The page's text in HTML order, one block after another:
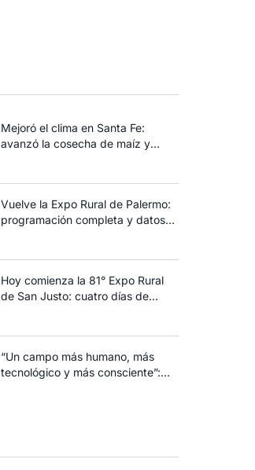
Mejoró el clima en Santa Fe:
avanzó la cosecha de maíz y
Vuelve la Expo Rural de Palermo:
programación completa y datos
Hoy comienza la 81° Expo Rural
de San Justo: cuatro días de
“Un campo más humano, más
tecnológico y más consciente”: